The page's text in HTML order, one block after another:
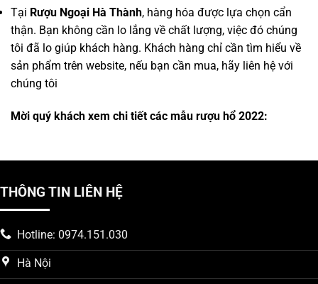
Tại Rượu Ngoại Hà Thành, hàng hóa được lựa chọn cẩn
thận. Bạn không cần lo lắng về chất lượng, việc đó chúng
tôi đã lo giúp khách hàng. Khách hàng chỉ cần tìm hiểu về
sản phẩm trên website, nếu bạn cần mua, hãy liên hệ với
chúng tôi
Mời quý khách xem chi tiết các mẫu rượu hổ 2022:
THÔNG TIN LIÊN HỆ
Hotline: 0974.151.030
Hà Nội